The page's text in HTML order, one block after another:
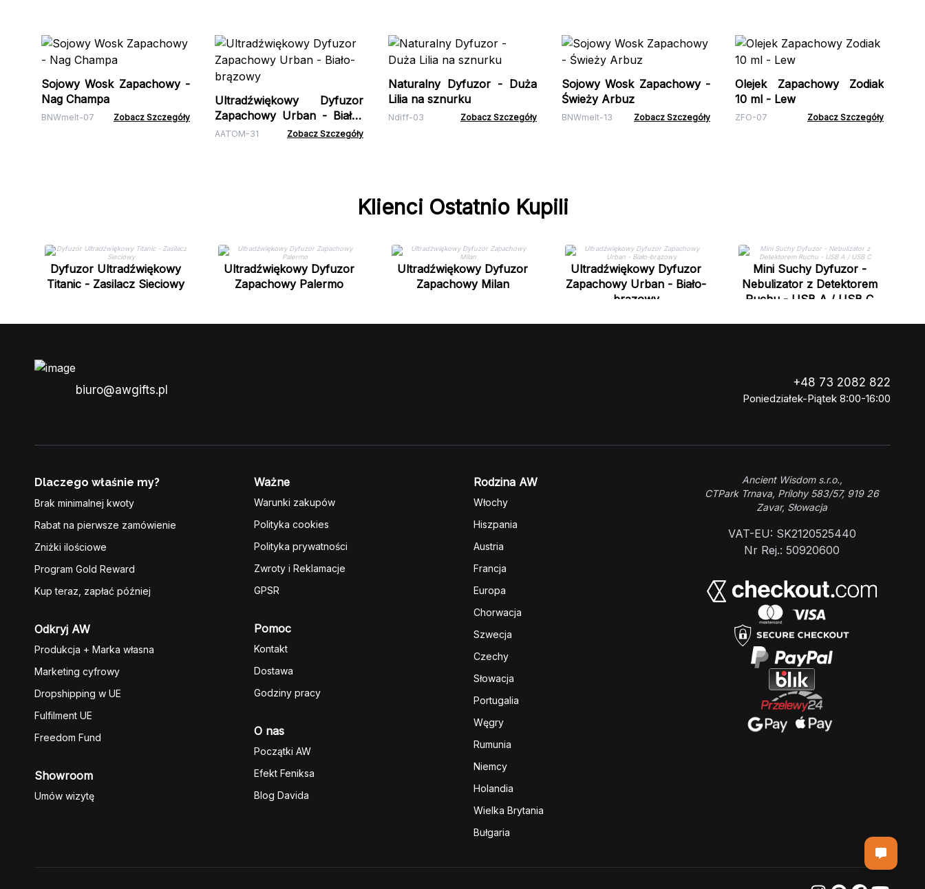
Sojowy Wosk Zapachowy -
Nag Champa
BNWmelt-07 Zobacz Szczegóły
Ultradźwiękowy Dyfuzor
Zapachowy Urban - Biało-
brązowy
AATOM-31 Zobacz Szczegóły
Naturalny Dyfuzor - Duża
Lilia na sznurku
Ndiff-03 Zobacz Szczegóły
Sojowy Wosk Zapachowy -
Świeży Arbuz
BNWmelt-13 Zobacz Szczegóły
Olejek Zapachowy Zodiak
10 ml - Lew
ZFO-07 Zobacz Szczegóły
Klienci Ostatnio Kupili
Dyfuzor Ultradźwiękowy
Titanic - Zasilacz Sieciowy
Ultradźwiękowy Dyfuzor
Zapachowy Palermo
Ultradźwiękowy Dyfuzor
Zapachowy Milan
Ultradźwiękowy Dyfuzor
Zapachowy Urban - Biało-
brązowy
Mini Suchy Dyfuzor -
Nebulizator z Detektorem
Ruchu - USB A / USB C
biuro@awgifts.pl
+48 73 2082 822
Poniedziałek-Piątek 8:00-16:00
Dlaczego właśnie my?
Brak minimalnej kwoty
Rabat na pierwsze zamówienie
Zniżki ilościowe
Program Gold Reward
Kup teraz, zapłać później
Odkryj AW
Produkcja + Marka własna
Marketing cyfrowy
Dropshipping w UE
Fulfilment UE
Freedom Fund
Showroom
Umów wizytę
Ważne
Warunki zakupów
Polityka cookies
Polityka prywatności
Zwroty i Reklamacje
GPSR
Pomoc
Kontakt
Dostawa
Godziny pracy
O nas
Początki AW
Efekt Feniksa
Blog Davida
Rodzina AW
Włochy
Hiszpania
Austria
Francja
Europa
Chorwacja
Szwecja
Czechy
Słowacja
Portugalia
Węgry
Rumunia
Niemcy
Holandia
Wielka Brytania
Bułgaria
Ancient Wisdom s.r.o.,
CTPark Trnava, Prílohy 583/57, 919 26
Zavar, Słowacja
VAT-EU: SK2120525440
Nr Rej.: 50920600